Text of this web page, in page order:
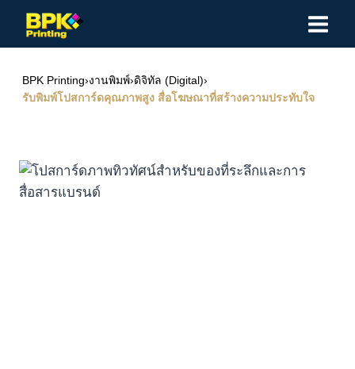
BPK Printing›งานพิมพ์›ดิจิทัล (Digital)›
รับพิมพ์โปสการ์ดคุณภาพสูง สื่อโฆษณาที่สร้างความประทับใจ